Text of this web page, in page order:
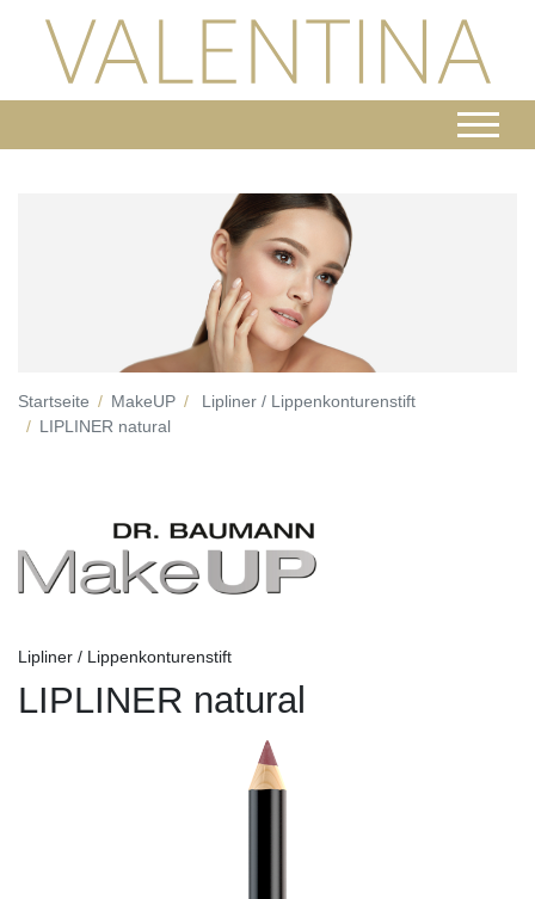
Startseite MakeUP
Lipliner / Lippenkonturenstift
LIPLINER natural
Lipliner / Lippenkonturenstift
LIPLINER natural